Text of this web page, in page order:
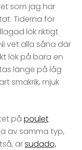
som jag har
Tiderna för
lök riktigt
vet alla såna där
lök på bara en
länge på låg
smakrik, mjuk
på poulet
av samma typ,
ärsudado,